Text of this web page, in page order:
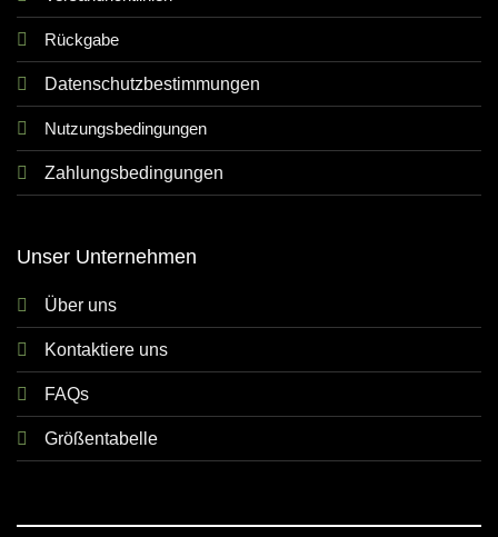
Rückgabe
Datenschutzbestimmungen
Nutzungsbedingungen
Zahlungsbedingungen
Unser Unternehmen
Über uns
Kontaktiere uns
FAQs
Größentabelle